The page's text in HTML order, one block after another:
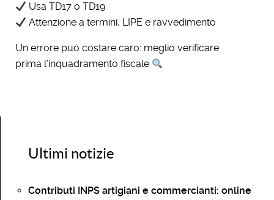
Usa TD17 o TD19
Attenzione a termini, LIPE e ravvedimento
Un errore può costare caro: meglio verificare
prima l’inquadramento fiscale
Ultimi notizie
Contributi INPS artigiani e commercianti: online